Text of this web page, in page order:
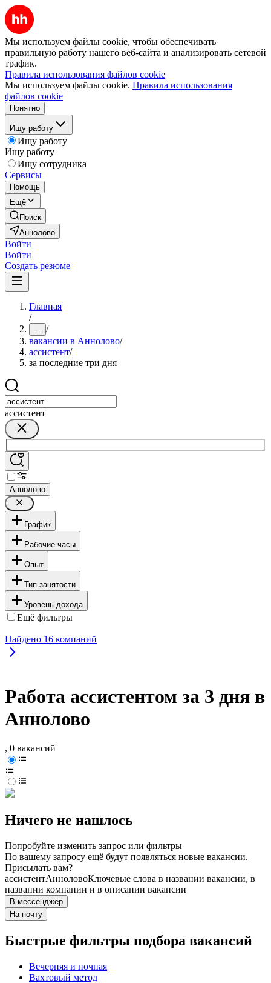
Мы используем файлы cookie, чтобы обеспечивать
правильную работу нашего веб-сайта и анализировать сетевой
трафик.
Правила использования файлов cookie
Мы используем файлы cookie. Правила использования
файлов cookie
Понятно
Ищу работу
Ищу работу
Ищу работу
Ищу сотрудника
Сервисы
Помощь
Ещё
Поиск
Аннолово
Войти
Войти
Создать резюме
Главная
/
... /
вакансии в Аннолово/
ассистент/
за последние три дня
ассистент
Аннолово
График
Рабочие часы
Опыт
Тип занятости
Уровень дохода
Ещё фильтры
Найдено 16 компаний
Работа ассистентом за 3 дня в
Аннолово
, 0 вакансий
Ничего не нашлось
Попробуйте изменить запрос или фильтры
По вашему запросу ещё будут появляться новые вакансии.
Присылать вам?
ассистентАнноловоКлючевые слова в названии вакансии, в
названии компании и в описании вакансии
В мессенджер
На почту
Быстрые фильтры подбора вакансий
Вечерняя и ночная
Вахтовый метод